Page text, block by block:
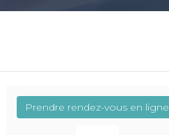
Prendre rendez-vous en ligne